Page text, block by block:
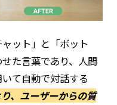
ット」と「ボット
た言葉であり、人間
て自動で対話する
、ユーザーからの質